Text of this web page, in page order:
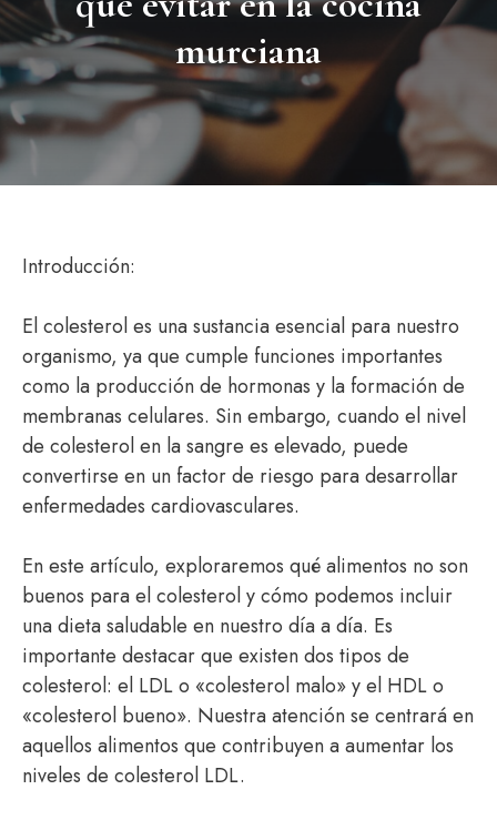
murciana
Introducción:
El colesterol es una sustancia esencial para nuestro
organismo, ya que cumple funciones importantes
como la producción de hormonas y la formación de
membranas celulares. Sin embargo, cuando el nivel
de colesterol en la sangre es elevado, puede
convertirse en un factor de riesgo para desarrollar
enfermedades cardiovasculares.
En este artículo, exploraremos qué alimentos no son
buenos para el colesterol y cómo podemos incluir
una dieta saludable en nuestro día a día. Es
importante destacar que existen dos tipos de
colesterol: el LDL o «colesterol malo» y el HDL o
«colesterol bueno». Nuestra atención se centrará en
aquellos alimentos que contribuyen a aumentar los
niveles de colesterol LDL.